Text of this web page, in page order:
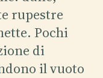
rupestre
Pochi
di
il vuoto